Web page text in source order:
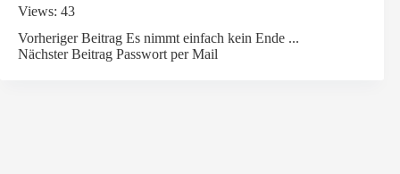
Views: 43
VorherigerBeitrag Es nimmt einfach kein Ende ...
NächsterBeitrag Passwort per Mail